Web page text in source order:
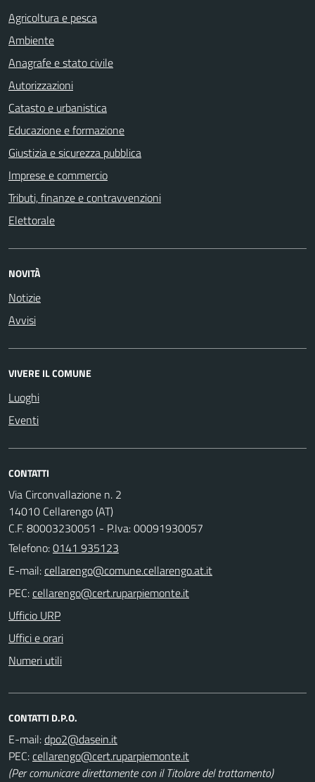
Agricoltura e pesca
Ambiente
Anagrafe e stato civile
Autorizzazioni
Catasto e urbanistica
Educazione e formazione
Giustizia e sicurezza pubblica
Imprese e commercio
Tributi, finanze e contravvenzioni
Elettorale
NOVITÀ
Notizie
Avvisi
VIVERE IL COMUNE
Luoghi
Eventi
CONTATTI
Via Circonvallazione n. 2
14010 Cellarengo (AT)
C.F. 80003230051 - P.Iva: 00091930057
Telefono:0141 935123
E-mail:
PEC:
Ufficio URP
Uffici e orari
Numeri utili
CONTATTI D.P.O.
E-mail:
PEC:
(Per comunicare direttamente con il Titolare del trattamento)